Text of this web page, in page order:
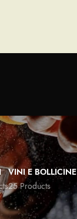
VINI E BOLLICINE
25 Products